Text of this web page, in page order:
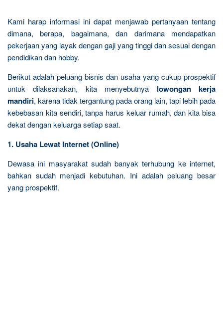
Kami harap informasi ini dapat menjawab pertanyaan tentang
dimana, berapa, bagaimana, dan darimana mendapatkan
pekerjaan yang layak dengan gaji yang tinggi dan sesuai dengan
pendidikan dan hobby.
Berikut adalah peluang bisnis dan usaha yang cukup prospektif
untuk dilaksanakan, kita menyebutnya lowongan kerja
mandiri, karena tidak tergantung pada orang lain, tapi lebih pada
kebebasan kita sendiri, tanpa harus keluar rumah, dan kita bisa
dekat dengan keluarga setiap saat.
1. Usaha Lewat Internet (Online)
Dewasa ini masyarakat sudah banyak terhubung ke internet,
bahkan sudah menjadi kebutuhan. Ini adalah peluang besar
yang prospektif.